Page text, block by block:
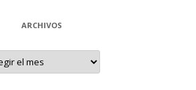
ARCHIVOS